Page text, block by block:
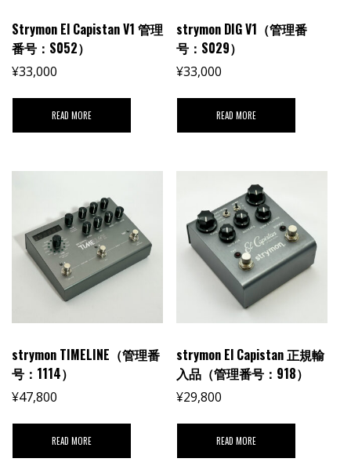
Strymon El Capistan V1 管理
番号：S052）
¥33,000
READ MORE
strymon DIG V1（管理番
号：S029）
¥33,000
READ MORE
strymon TIMELINE（管理番
号：1114）
¥47,800
READ MORE
strymon El Capistan 正規輸
入品（管理番号：918）
¥29,800
READ MORE